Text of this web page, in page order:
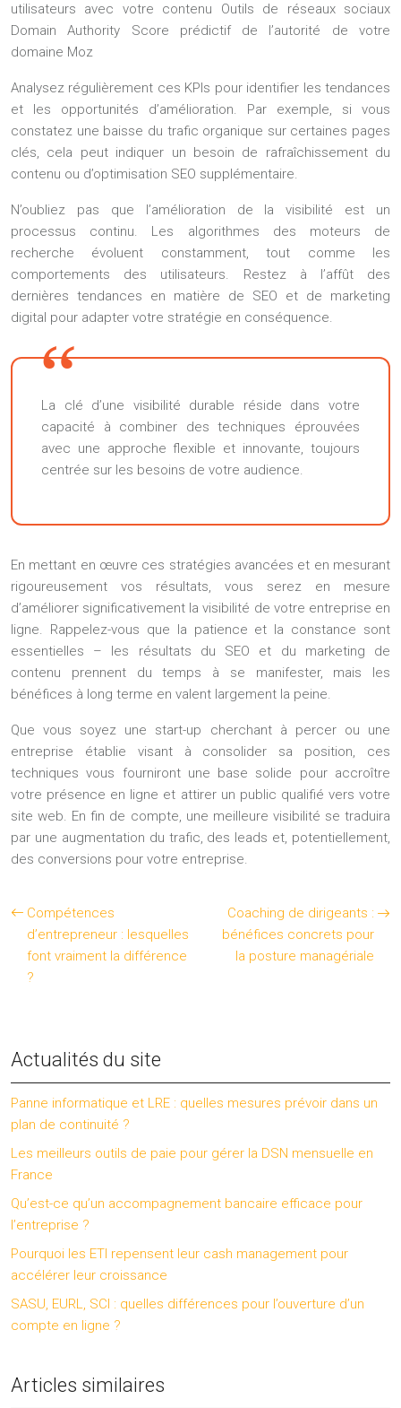
utilisateurs avec votre contenu Outils de réseaux sociaux
Domain Authority Score prédictif de l’autorité de votre
domaine Moz
Analysez régulièrement ces KPIs pour identifier les tendances
et les opportunités d’amélioration. Par exemple, si vous
constatez une baisse du trafic organique sur certaines pages
clés, cela peut indiquer un besoin de rafraîchissement du
contenu ou d’optimisation SEO supplémentaire.
N’oubliez pas que l’amélioration de la visibilité est un
processus continu. Les algorithmes des moteurs de
recherche évoluent constamment, tout comme les
comportements des utilisateurs. Restez à l’affût des
dernières tendances en matière de SEO et de marketing
digital pour adapter votre stratégie en conséquence.
La clé d’une visibilité durable réside dans votre
capacité à combiner des techniques éprouvées
avec une approche flexible et innovante, toujours
centrée sur les besoins de votre audience.
En mettant en œuvre ces stratégies avancées et en mesurant
rigoureusement vos résultats, vous serez en mesure
d’améliorer significativement la visibilité de votre entreprise en
ligne. Rappelez-vous que la patience et la constance sont
essentielles – les résultats du SEO et du marketing de
contenu prennent du temps à se manifester, mais les
bénéfices à long terme en valent largement la peine.
Que vous soyez une start-up cherchant à percer ou une
entreprise établie visant à consolider sa position, ces
techniques vous fourniront une base solide pour accroître
votre présence en ligne et attirer un public qualifié vers votre
site web. En fin de compte, une meilleure visibilité se traduira
par une augmentation du trafic, des leads et, potentiellement,
des conversions pour votre entreprise.
Compétences
d’entrepreneur : lesquelles
font vraiment la différence
?
Coaching de dirigeants :
bénéfices concrets pour
la posture managériale
Actualités du site
Panne informatique et LRE : quelles mesures prévoir dans un
plan de continuité ?
Les meilleurs outils de paie pour gérer la DSN mensuelle en
France
Qu’est-ce qu’un accompagnement bancaire efficace pour
l’entreprise ?
Pourquoi les ETI repensent leur cash management pour
accélérer leur croissance
SASU, EURL, SCI : quelles différences pour l’ouverture d’un
compte en ligne ?
Articles similaires